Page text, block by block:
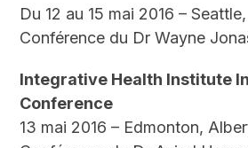
Du 12 au 15 mai 2016 –
Conférence du Dr Wayne
Integrative Health Institute
Conference
13 mai 2016 – Edmonton,